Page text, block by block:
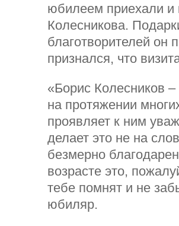
юбилеем приехали и
Колесникова.
благотворителей он
признался, что
«Борис Колесников
на протяжении
проявляет к ним
делает это не на
безмерно
возрасте это,
тебе помнят и не
юбиляр.